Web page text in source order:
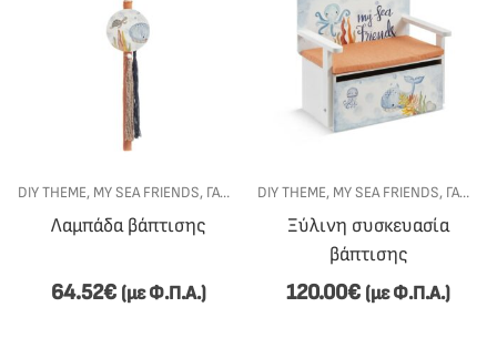
DIY THEME, MY SEA FRIENDS, ΓΆΜΟΣ-ΒΆΠΤΙΣΗ ,ΕΊΔΗ ΒΆΠΤΙΣΗΣ,ΛΑΜΠΆΔΕΣ
Λαμπάδα βάπτισης
64.52€ (με Φ.Π.Α.)
DIY THEME, MY SEA FRIENDS, ΓΆΜΟΣ-ΒΆΠΤΙΣΗ
Ξύλινη συσκευασία
βάπτισης
120.00€ (με Φ.Π.Α.)